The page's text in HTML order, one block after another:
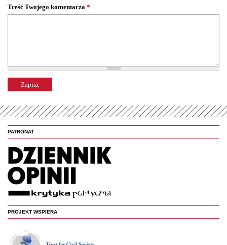
y
Treść Twojego komentarza *
PATRONAT
PROJEKT WSPIERA